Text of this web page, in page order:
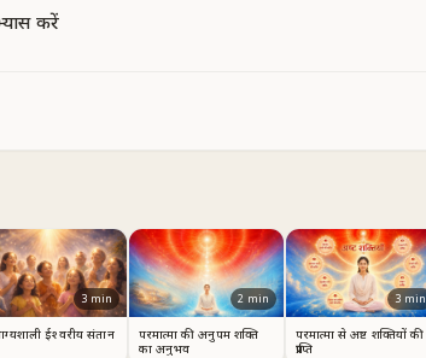
करें
3 min
ईश्वरीय संतान
2 min
परमात्मा की अनुपम शक्ति
का अनुभव
3 min
परमात्मा से अष्ट शक्तियों की
प्राप्ति